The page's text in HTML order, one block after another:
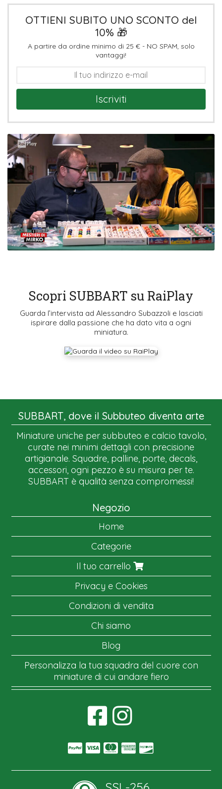
OTTIENI SUBITO UNO SCONTO del
10% 🎁
A partire da ordine minimo di 25 € - NO SPAM, solo
vantaggi!
Iscriviti
Scopri SUBBART su RaiPlay
Guarda l’intervista ad Alessandro Subazzoli e lasciati
ispirare dalla passione che ha dato vita a ogni
miniatura.
SUBBART, dove il Subbuteo diventa arte
Miniature uniche per subbuteo e calcio tavolo,
curate nei minimi dettagli con precisione
artigianale. Squadre, palline, porte, decals,
accessori, ogni pezzo è su misura per te.
SUBBART è qualità senza compromessi!
Negozio
Home
Categorie
Il tuo carrello
Privacy e Cookies
Condizioni di vendita
Chi siamo
Blog
Personalizza la tua squadra del cuore con
miniature di cui andare fiero